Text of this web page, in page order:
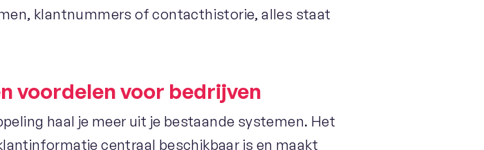
klantnummers of contacthistorie, alles staat
voordelen voor bedrijven
haal je meer uit je bestaande systemen. Het
centraal beschikbaar is en maakt